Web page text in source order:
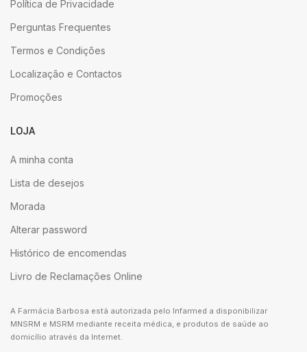
Política de Privacidade
Perguntas Frequentes
Termos e Condições
Localização e Contactos
Promoções
LOJA
A minha conta
Lista de desejos
Morada
Alterar password
Histórico de encomendas
Livro de Reclamações Online
A Farmácia Barbosa está autorizada pelo Infarmed a disponibilizar
MNSRM e MSRM mediante receita médica, e produtos de saúde ao
domicílio através da Internet.